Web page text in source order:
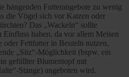
hängenden Futterangebote zu wenig
die Vögel sich vor Katzen oder
Das „Wackeln“ sollte
Einfluss haben, da vor allem Meisen
oder Fettfutter in Beuteln nutzen,
„Sitz“-Möglichkeit (bspw. ein
gefüllter Blumentopf mit
Stange) angeboten wird.